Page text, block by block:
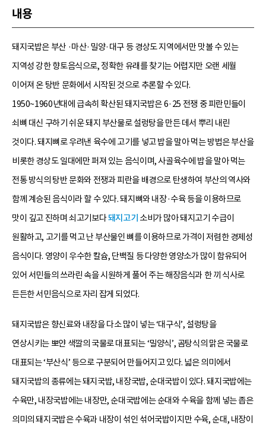
내용
돼지국밥은 부산 ·마산·밀양·대구 등 경상도 지역에서만 맛볼 수 있는
지역성 강한 향토음식으로, 정확한 유래를 찾기는 어렵지만 오랜 세월
이어져 온 탕반 문화에서 시작된 것으로 추론할 수 있다.
1950~1960년대에 급속히 확산된 돼지국밥은 6·25 전쟁 중 피란민들이
쇠뼈 대신 구하기 쉬운 돼지 부산물로 설렁탕을 만든 데서 뿌리 내린
것이다. 돼지뼈로 우려낸 육수에 고기를 넣고 밥을 말아 먹는 방법은 부산을
비롯한 경상도 일대에만 퍼져 있는 음식이며, 사골육수에 밥을 말아 먹는
전통 방식의 탕반 문화와 전쟁과 피란을 배경으로 탄생하여 부산의 역사와
함께 계승된 음식이라 할 수 있다. 돼지뼈와 내장·수육 등을 이용하므로
맛이 깊고 진하며 쇠고기보다돼지고기 소비가 많아 돼지고기 수급이
원활하고, 고기를 먹고 난 부산물인 뼈를 이용하므로 가격이 저렴한 경제성
음식이다. 영양이 우수한 칼슘, 단백질 등 다양한 영양소가 많이 함유되어
있어 서민들의 쓰라린 속을 시원하게 풀어 주는 해장음식과 한 끼 식사로
든든한 서민음식으로 자리 잡게 되었다.
돼지국밥은 향신료와 내장을 다소 많이 넣는 ‘대구식’, 설렁탕을
연상시키는 뽀얀 색깔의 국물로 대표되는 ‘밀양식’, 곰탕식의 맑은 국물로
대표되는 ‘부산식’ 등으로 구분되어 만들어지고 있다. 넓은 의미에서
돼지국밥의 종류에는 돼지국밥, 내장국밥, 순대국밥이 있다. 돼지국밥에는
수육만, 내장국밥에는 내장만, 순대국밥에는 순대와 수육을 함께 넣는 좁은
의미의 돼지국밥은 수육과 내장이 섞인 섞어국밥이지만 수육, 순대, 내장이